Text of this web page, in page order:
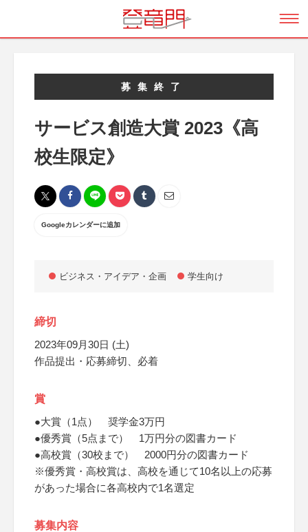
募集終了
サービス創造大賞 2023《高
校生限定》
Googleカレンダーに追加
ビジネス・アイデア・企画 学生向け
締切
2023年09月30日 (土)
作品提出・応募締切、必着
賞
●大賞（1点） 奨学金3万円
●優秀賞（5点まで） 1万円分の図書カード
●高校賞（30校まで） 2000円分の図書カード
※優秀賞・高校賞は、高校を通じて10名以上の応募
があった場合に各高校内で1名選定
募集内容